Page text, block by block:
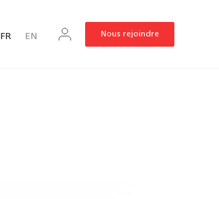
FR EN Nous rejoindre